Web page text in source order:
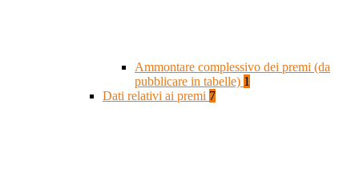
Ammontare complessivo dei premi (da
pubblicare in tabelle) 1
Dati relativi ai premi 7